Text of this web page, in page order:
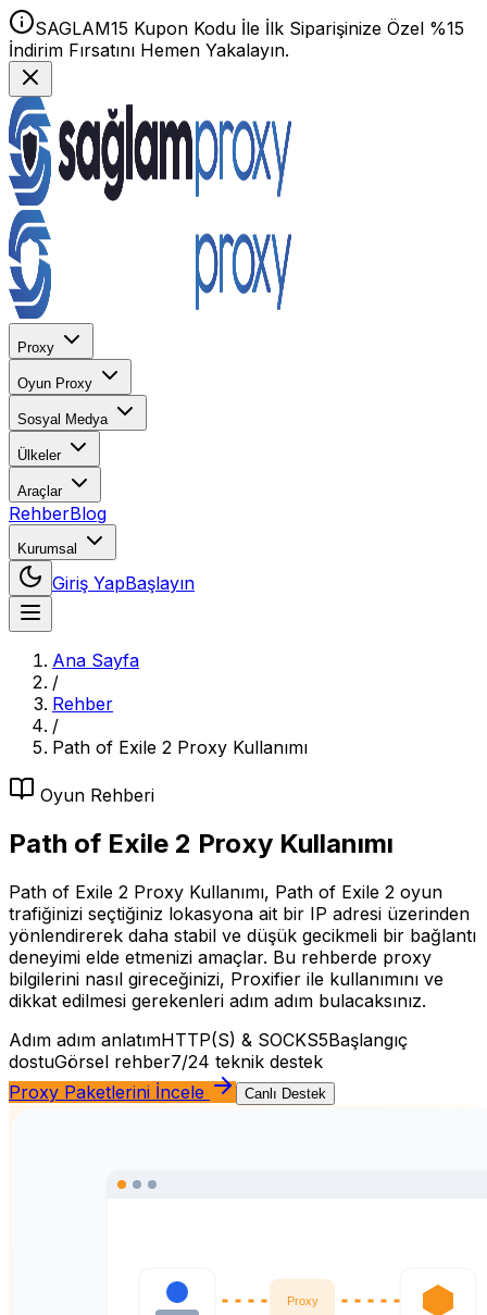
SAGLAM15 Kupon Kodu İle İlk Siparişinize Özel %15
İndirim Fırsatını Hemen Yakalayın.
Proxy
Oyun Proxy
Sosyal Medya
Ülkeler
Araçlar
RehberBlog
Kurumsal
Giriş YapBaşlayın
Ana Sayfa
/
Rehber
/
Path of Exile 2 Proxy Kullanımı
Oyun Rehberi
Path of Exile 2 Proxy Kullanımı
Path of Exile 2 Proxy Kullanımı, Path of Exile 2 oyun
trafiğinizi seçtiğiniz lokasyona ait bir IP adresi üzerinden
yönlendirerek daha stabil ve düşük gecikmeli bir bağlantı
deneyimi elde etmenizi amaçlar. Bu rehberde proxy
bilgilerini nasıl gireceğinizi, Proxifier ile kullanımını ve
dikkat edilmesi gerekenleri adım adım bulacaksınız.
Adım adım anlatımHTTP(S) & SOCKS5Başlangıç
dostuGörsel rehber7/24 teknik destek
Proxy Paketlerini İncele
Canlı Destek